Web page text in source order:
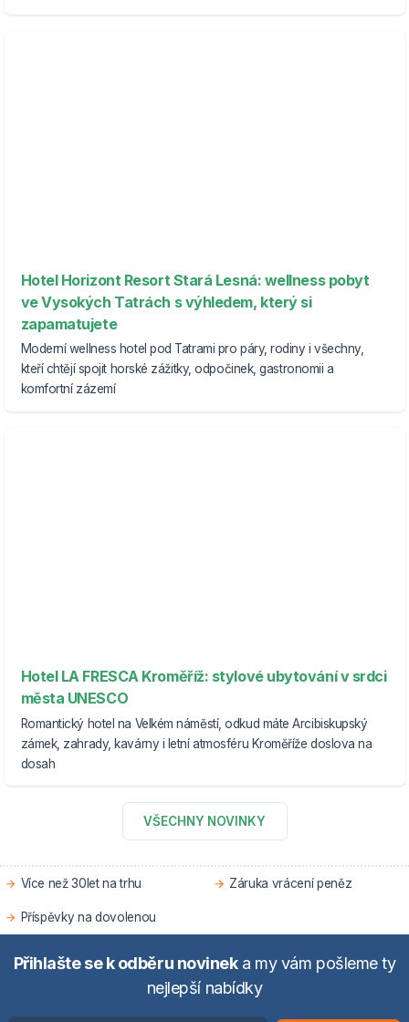
Hotel Horizont Resort Stará Lesná: wellness pobyt
ve Vysokých Tatrách s výhledem, který si
zapamatujete
Moderní wellness hotel pod Tatrami pro páry, rodiny i všechny,
kteří chtějí spojit horské zážitky, odpočinek, gastronomii a
komfortní zázemí
Hotel LA FRESCA Kroměříž: stylové ubytování v srdci
města UNESCO
Romantický hotel na Velkém náměstí, odkud máte Arcibiskupský
zámek, zahrady, kavárny i letní atmosféru Kroměříže doslova na
dosah
VŠECHNY NOVINKY
Více než 30let na trhu Záruka vrácení peněz
Příspěvky na dovolenou
Přihlašte se k odběru novineka my vám pošleme ty
nejlepší nabídky